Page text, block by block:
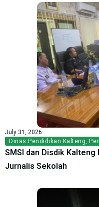
July 31, 2026
Dinas Pendidikan Kalteng,
SMSI dan Disdik
Jurnalis Sekolah